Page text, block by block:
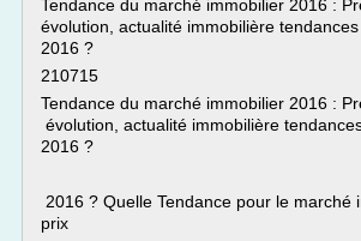
Tendance du marché immobilier 2016 :
évolution, actualité immobilière
2016 ?
210715
Tendance du marché immobilier 2016 :
évolution, actualité immobilière
2016 ?
2016 ? Quelle Tendance pour le marché
prix